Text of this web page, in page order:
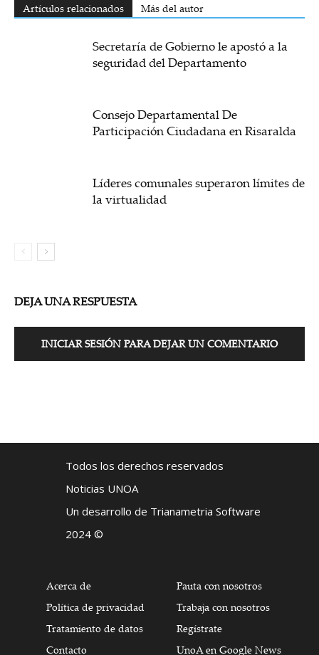
Artículos relacionados Más del autor
Secretaría de Gobierno le apostó a la
seguridad del Departamento
Consejo Departamental De
Participación Ciudadana en Risaralda
Líderes comunales superaron límites de
la virtualidad
DEJA UNA RESPUESTA
INICIAR SESIÓN PARA DEJAR UN COMENTARIO
Todos los derechos reservados
Noticias UNOA
Un desarrollo de Trianametria Software
2024 ©
Acerca de
Política de privacidad
Tratamiento de datos
Contacto
Pauta con nosotros
Trabaja con nosotros
Regístrate
UnoA en Google News